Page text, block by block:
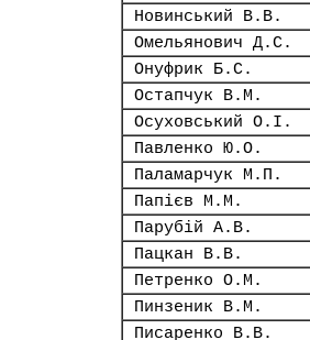
Новинський В.В.
Омельянович Д.С.
Онуфрик Б.С.
Остапчук В.М.
Осуховський О.І.
Павленко Ю.О.
Паламарчук М.П.
Папієв М.М.
Парубій А.В.
Пацкан В.В.
Петренко О.М.
Пинзеник В.М.
Писаренко В.В.